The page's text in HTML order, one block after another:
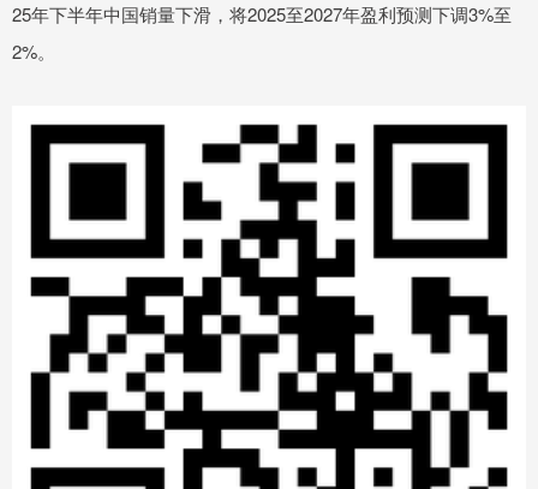
25年下半年中国销量下滑，将2025至2027年盈利预测下调3%至
2%。